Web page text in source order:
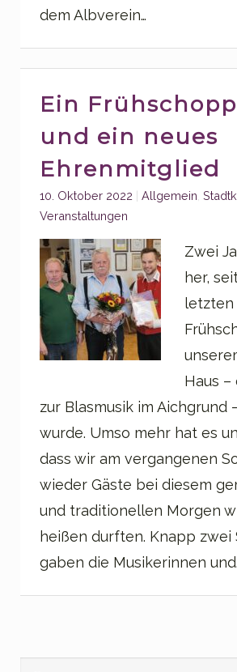
dem Albverein…
Ein
und ein neues
Ehrenmitglied
10. Oktober 2022 Categories:
Allgemein
Veranstaltungen
Zwei
her,
letzten
Haus
zur Blasmusik im Aichgrund
wurde. Umso mehr hat es
dass wir am vergangenen
wieder Gäste bei diesem
und traditionellen Morgen
heißen durften. Knapp zwei
gaben die Musikerinnen